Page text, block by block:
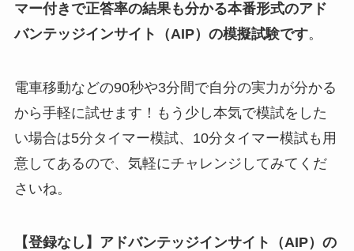
マー付きで正答率の結果も分かる本番形式のアド
バンテッジインサイト（AIP） の模擬試験です。
電車移動などの90秒や3分間で自分の実力が分かる
から手軽に試せます！もう少し本気で模試をした
い場合は5分タイマー模試、10分タイマー模試も用
意してあるので、気軽にチャレンジしてみてくだ
さいね。
【登録なし】アドバンテッジインサイト（AIP）の